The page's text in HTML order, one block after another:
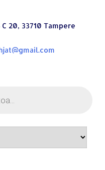
20, 33710 Tampere